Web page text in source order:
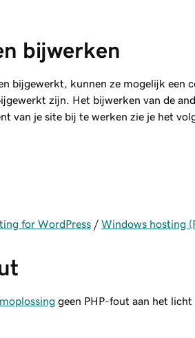
bijwerken
bijgewerkt, kunnen ze mogelijk een
zijn. Het bijwerken van de
van je site bij te werken zie je het
for WordPress / Windows hosting
geen PHP-fout aan het licht